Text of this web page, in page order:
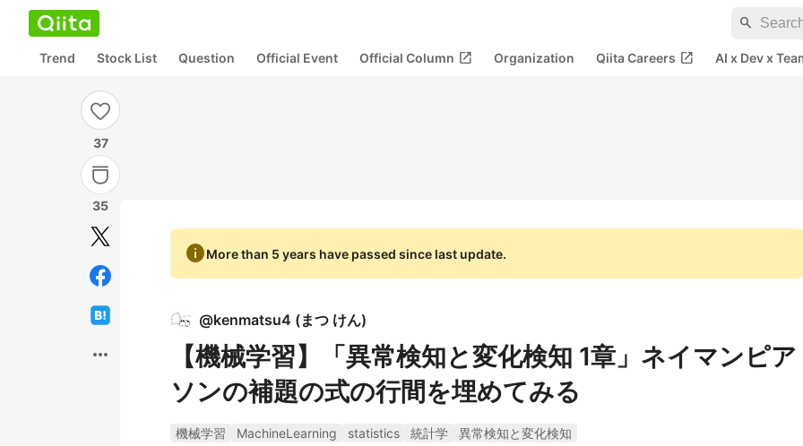
search
Trend Stock List Question Official Event Official Column open_in_new Organization Qiita Careers open_in_new AI x Dev x
37
35
more_horiz
infoMore than 5 years have passed since last update.
@kenmatsu4 (まつ けん)
【機械学習】「異常検知と変化検知 1章」ネイマンピア
ソンの補題の式の行間を埋めてみる
機械学習 MachineLearning statistics 統計学
異常検知と変化検知